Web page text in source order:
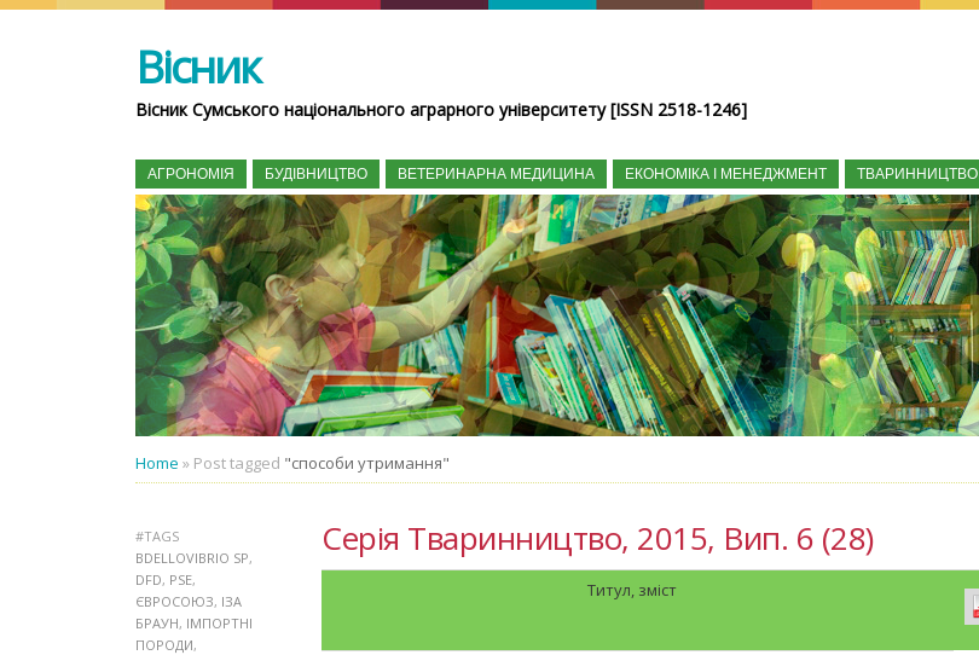
Вісник
Вісник Сумського національного аграрного університету [ISSN 2518-1246]
АГРОНОМІЯ БУДІВНИЦТВО ВЕТЕРИНАРНА МЕДИЦИНА ЕКОНОМІКА І МЕНЕДЖМЕНТ ТВАРИННИЦТВО
Home » Post tagged "способи утримання"
#TAGS
BDELLOVIBRIO SP,
DFD, PSE,
ЄВРОСОЮЗ, ІЗА
БРАУН, ІМПОРТНІ
ПОРОДИ,
Серія Тваринництво, 2015, Вип. 6 (28)
Титул, зміст